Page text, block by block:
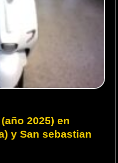
2025) en
y San sebastian